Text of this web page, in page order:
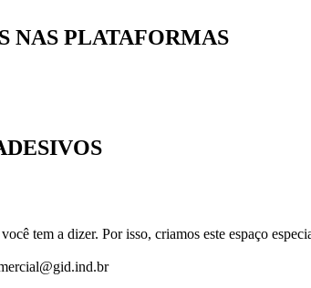
NAS PLATAFORMAS
tem a dizer. Por isso, criamos este espaço